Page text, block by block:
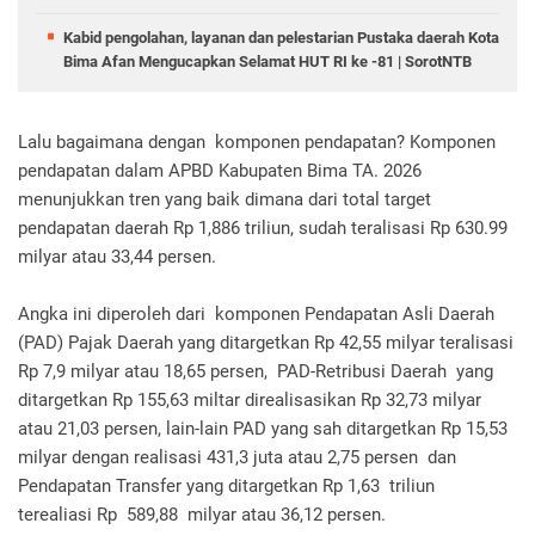
Kabid pengolahan, layanan dan pelestarian Pustaka daerah Kota
Bima Afan Mengucapkan Selamat HUT RI ke -81 | SorotNTB
Lalu bagaimana dengan komponen pendapatan? Komponen
pendapatan dalam APBD Kabupaten Bima TA. 2026
menunjukkan tren yang baik dimana dari total target
pendapatan daerah Rp 1,886 triliun, sudah teralisasi Rp 630.99
milyar atau 33,44 persen.
Angka ini diperoleh dari komponen Pendapatan Asli Daerah
(PAD) Pajak Daerah yang ditargetkan Rp 42,55 milyar teralisasi
Rp 7,9 milyar atau 18,65 persen, PAD-Retribusi Daerah yang
ditargetkan Rp 155,63 miltar direalisasikan Rp 32,73 milyar
atau 21,03 persen, lain-lain PAD yang sah ditargetkan Rp 15,53
milyar dengan realisasi 431,3 juta atau 2,75 persen dan
Pendapatan Transfer yang ditargetkan Rp 1,63 triliun
terealiasi Rp 589,88 milyar atau 36,12 persen.